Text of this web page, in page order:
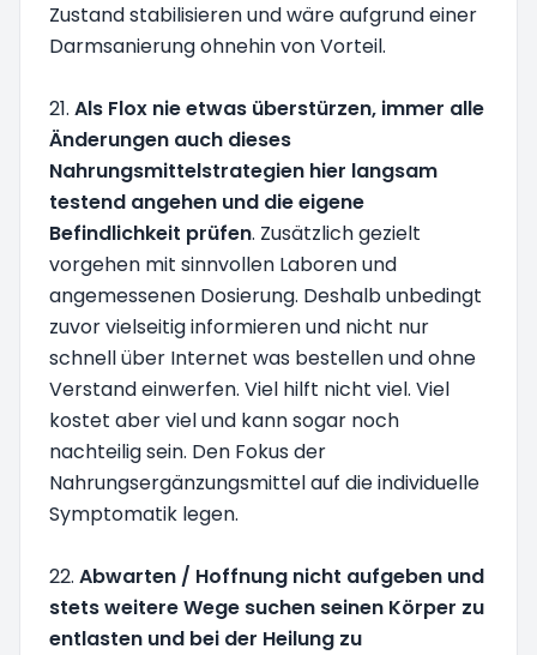
Zustand stabilisieren und wäre aufgrund einer
Darmsanierung ohnehin von Vorteil.
21. Als Flox nie etwas überstürzen, immer alle
Änderungen auch dieses
Nahrungsmittelstrategien hier langsam
testend angehen und die eigene
Befindlichkeit prüfen. Zusätzlich gezielt
vorgehen mit sinnvollen Laboren und
angemessenen Dosierung. Deshalb unbedingt
zuvor vielseitig informieren und nicht nur
schnell über Internet was bestellen und ohne
Verstand einwerfen. Viel hilft nicht viel. Viel
kostet aber viel und kann sogar noch
nachteilig sein. Den Fokus der
Nahrungsergänzungsmittel auf die individuelle
Symptomatik legen.
22. Abwarten / Hoffnung nicht aufgeben und
stets weitere Wege suchen seinen Körper zu
entlasten und bei der Heilung zu